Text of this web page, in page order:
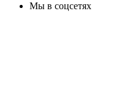
Мы в соцсетях